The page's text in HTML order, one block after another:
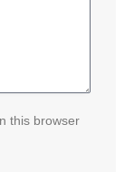
this browser